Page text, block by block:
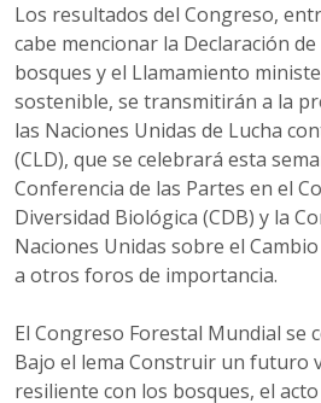
Los resultados del Congreso,
cabe mencionar la Declaración
bosques y el Llamamiento
sostenible, se transmitirán a la
las Naciones Unidas de Lucha
(CLD), que se celebrará esta
Conferencia de las Partes en el
Diversidad Biológica (CDB) y la
Naciones Unidas sobre el Cambio
a otros foros de importancia.
El Congreso Forestal Mundial se
Bajo el lema Construir un futuro
resiliente con los bosques, el